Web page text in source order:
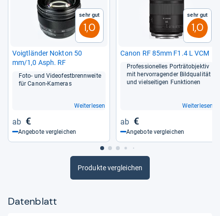
Sehr gut
1,0
Voigt­län­der Nok­ton 50
mm/1,0 Asph. RF
Foto-​ und Vide­ofest­brenn­weite
für Canon-​Kame­ras
Weiterlesen
€
Angebote vergleichen
Sehr gut
1,0
Canon RF 85mm F1.4 L VCM
Pro­fes­sio­nel­les Por­trät­ob­jek­tiv
mit her­vor­ra­gen­der Bild­qua­li­tät
und viel­sei­ti­gen Funk­tio­nen
Weiterlesen
€
Angebote vergleichen
Produkte vergleichen
Datenblatt